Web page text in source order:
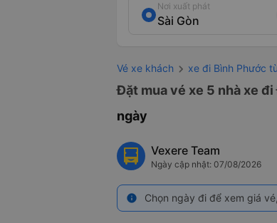
Nơi xuất phát
Vé xe khách xe đi Bình Phước
Đặt mua vé xe 5 nhà xe
ngày
Vexere Team
Ngày cập nhật: 07/08/2026
info Chọn ngày đi để xem giá